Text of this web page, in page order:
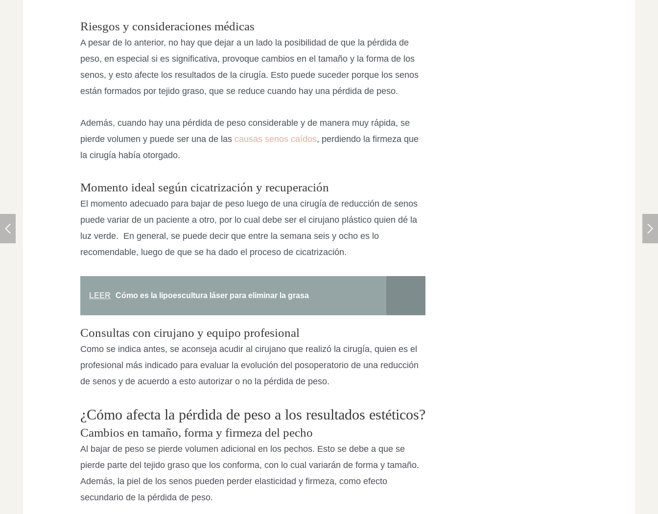
Riesgos y consideraciones médicas
A pesar de lo anterior, no hay que dejar a un lado la posibilidad de que la pérdida de
peso, en especial si es significativa, provoque cambios en el tamaño y la forma de los
senos, y esto afecte los resultados de la cirugía. Esto puede suceder porque los senos
están formados por tejido graso, que se reduce cuando hay una pérdida de peso.
Además, cuando hay una pérdida de peso considerable y de manera muy rápida, se
pierde volumen y puede ser una de las causas senos caídos, perdiendo la firmeza que
la cirugía había otorgado.
Momento ideal según cicatrización y recuperación
El momento adecuado para bajar de peso luego de una cirugía de reducción de senos
puede variar de un paciente a otro, por lo cual debe ser el cirujano plástico quien dé la
luz verde. En general, se puede decir que entre la semana seis y ocho es lo
recomendable, luego de que se ha dado el proceso de cicatrización.
LEER Cómo es la lipoescultura láser para eliminar la grasa
Consultas con cirujano y equipo profesional
Como se indica antes, se aconseja acudir al cirujano que realizó la cirugía, quien es el
profesional más indicado para evaluar la evolución del posoperatorio de una reducción
de senos y de acuerdo a esto autorizar o no la pérdida de peso.
¿Cómo afecta la pérdida de peso a los resultados estéticos?
Cambios en tamaño, forma y firmeza del pecho
Al bajar de peso se pierde volumen adicional en los pechos. Esto se debe a que se
pierde parte del tejido graso que los conforma, con lo cual variarán de forma y tamaño.
Además, la piel de los senos pueden perder elasticidad y firmeza, como efecto
secundario de la pérdida de peso.